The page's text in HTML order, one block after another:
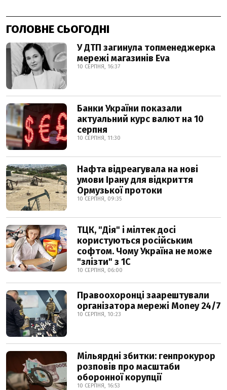
ГОЛОВНЕ СЬОГОДНІ
У ДТП загинула топменеджерка
мережі магазинів Eva
10 СЕРПНЯ, 16:37
Банки України показали
актуальний курс валют на 10
серпня
10 СЕРПНЯ, 11:30
Нафта відреагувала на нові
умови Ірану для відкриття
Ормузької протоки
10 СЕРПНЯ, 09:35
ТЦК, "Дія" і мілтек досі
користуються російським
софтом. Чому Україна не може
"злізти" з 1С
10 СЕРПНЯ, 06:00
Правоохоронці заарештували
організатора мережі Money 24/7
10 СЕРПНЯ, 10:23
Мільярдні збитки: генпрокурор
розповів про масштаби
оборонної корупції
10 СЕРПНЯ, 16:53